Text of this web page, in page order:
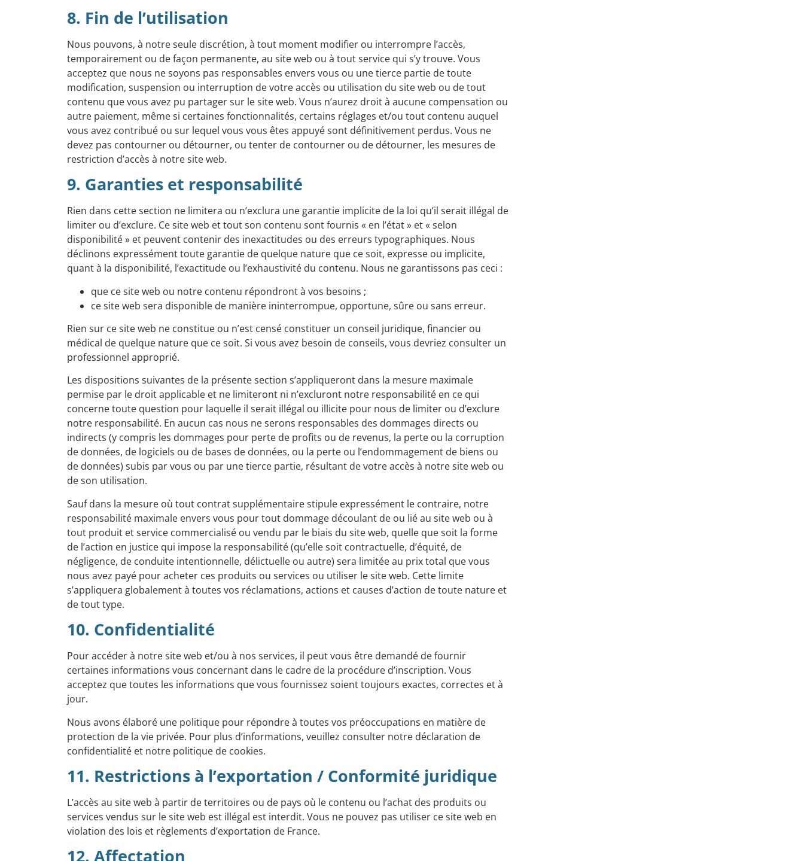
8. Fin de l’utilisation
Nous pouvons, à notre seule discrétion, à tout moment modifier ou interrompre l’accès,
temporairement ou de façon permanente, au site web ou à tout service qui s’y trouve. Vous
acceptez que nous ne soyons pas responsables envers vous ou une tierce partie de toute
modification, suspension ou interruption de votre accès ou utilisation du site web ou de tout
contenu que vous avez pu partager sur le site web. Vous n’aurez droit à aucune compensation ou
autre paiement, même si certaines fonctionnalités, certains réglages et/ou tout contenu auquel
vous avez contribué ou sur lequel vous vous êtes appuyé sont définitivement perdus. Vous ne
devez pas contourner ou détourner, ou tenter de contourner ou de détourner, les mesures de
restriction d’accès à notre site web.
9. Garanties et responsabilité
Rien dans cette section ne limitera ou n’exclura une garantie implicite de la loi qu’il serait illégal de
limiter ou d’exclure. Ce site web et tout son contenu sont fournis « en l’état » et « selon
disponibilité » et peuvent contenir des inexactitudes ou des erreurs typographiques. Nous
déclinons expressément toute garantie de quelque nature que ce soit, expresse ou implicite,
quant à la disponibilité, l’exactitude ou l’exhaustivité du contenu. Nous ne garantissons pas ceci :
que ce site web ou notre contenu répondront à vos besoins ;
ce site web sera disponible de manière ininterrompue, opportune, sûre ou sans erreur.
Rien sur ce site web ne constitue ou n’est censé constituer un conseil juridique, financier ou
médical de quelque nature que ce soit. Si vous avez besoin de conseils, vous devriez consulter un
professionnel approprié.
Les dispositions suivantes de la présente section s’appliqueront dans la mesure maximale
permise par le droit applicable et ne limiteront ni n’excluront notre responsabilité en ce qui
concerne toute question pour laquelle il serait illégal ou illicite pour nous de limiter ou d’exclure
notre responsabilité. En aucun cas nous ne serons responsables des dommages directs ou
indirects (y compris les dommages pour perte de profits ou de revenus, la perte ou la corruption
de données, de logiciels ou de bases de données, ou la perte ou l’endommagement de biens ou
de données) subis par vous ou par une tierce partie, résultant de votre accès à notre site web ou
de son utilisation.
Sauf dans la mesure où tout contrat supplémentaire stipule expressément le contraire, notre
responsabilité maximale envers vous pour tout dommage découlant de ou lié au site web ou à
tout produit et service commercialisé ou vendu par le biais du site web, quelle que soit la forme
de l’action en justice qui impose la responsabilité (qu’elle soit contractuelle, d’équité, de
négligence, de conduite intentionnelle, délictuelle ou autre) sera limitée au prix total que vous
nous avez payé pour acheter ces produits ou services ou utiliser le site web. Cette limite
s’appliquera globalement à toutes vos réclamations, actions et causes d’action de toute nature et
de tout type.
10. Confidentialité
Pour accéder à notre site web et/ou à nos services, il peut vous être demandé de fournir
certaines informations vous concernant dans le cadre de la procédure d’inscription. Vous
acceptez que toutes les informations que vous fournissez soient toujours exactes, correctes et à
jour.
Nous avons élaboré une politique pour répondre à toutes vos préoccupations en matière de
protection de la vie privée. Pour plus d’informations, veuillez consulter notre déclaration de
confidentialité et notre politique de cookies.
11. Restrictions à l’exportation / Conformité juridique
L’accès au site web à partir de territoires ou de pays où le contenu ou l’achat des produits ou
services vendus sur le site web est illégal est interdit. Vous ne pouvez pas utiliser ce site web en
violation des lois et règlements d’exportation de France.
12. Affectation